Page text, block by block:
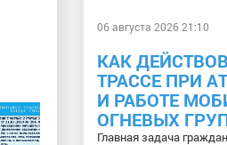
06 августа 2026 21:10
КАК
ТРАССЕ ПРИ
И РАБОТЕ
ОГНЕВЫХ
Главная задача